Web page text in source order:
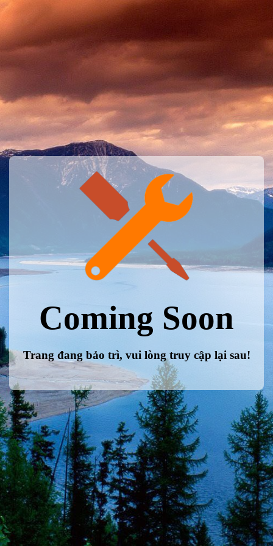
Coming Soon
Trang đang bảo trì, vui lòng truy cập lại sau!